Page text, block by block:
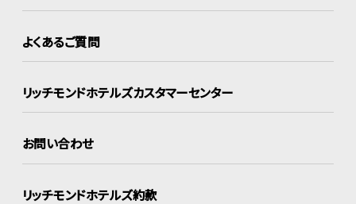
よくあるご質問
リッチモンドホテルズカスタマーセンター
お問い合わせ
リッチモンドホテルズ約款